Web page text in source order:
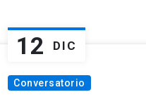
12 DIC
Conversatorio